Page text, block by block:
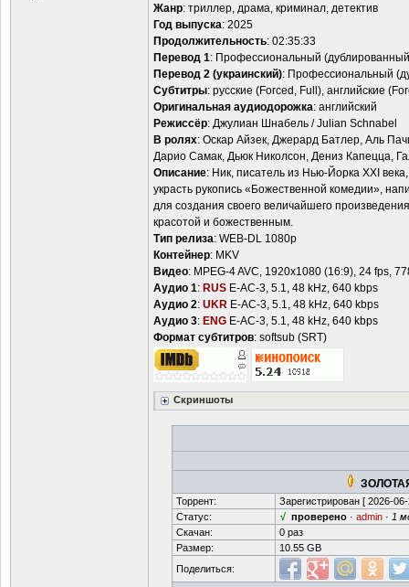
Жанр: триллер, драма, криминал, детектив
Год выпуска: 2025
Продолжительность: 02:35:33
Перевод 1: Профессиональный
Перевод 2 (украинский): Профессиональный
Субтитры: русские (Forced, Full), английские
Оригинальная аудиодорожка: английский
Режиссёр: Джулиан Шнабель / Julian Schnabel
В ролях: Оскар Айзек, Джерард Батлер, Аль
Дарио Самак, Дьюк Николсон, Дениз Капецца,
Описание: Ник, писатель из Нью-Йорка XXI
украсть рукопись «Божественной комедии»,
для создания своего величайшего
красотой и божественным.
Тип релиза: WEB-DL 1080p
Контейнер: MKV
Видео: MPEG-4 AVC, 1920x1080 (16:9), 24 fps,
Аудио 1: RUS E-AC-3, 5.1, 48 kHz, 640 kbps
Аудио 2: UKR E-AC-3, 5.1, 48 kHz, 640 kbps
Аудио 3: ENG E-AC-3, 5.1, 48 kHz, 640 kbps
Формат субтитров: softsub (SRT)
Скриншоты
Торрент: Зарегистрирован [ 2026-
Статус:
√ проверено · admin · 1
Скачан:
0 раз
Размер:
10.55 GB
Поделиться: